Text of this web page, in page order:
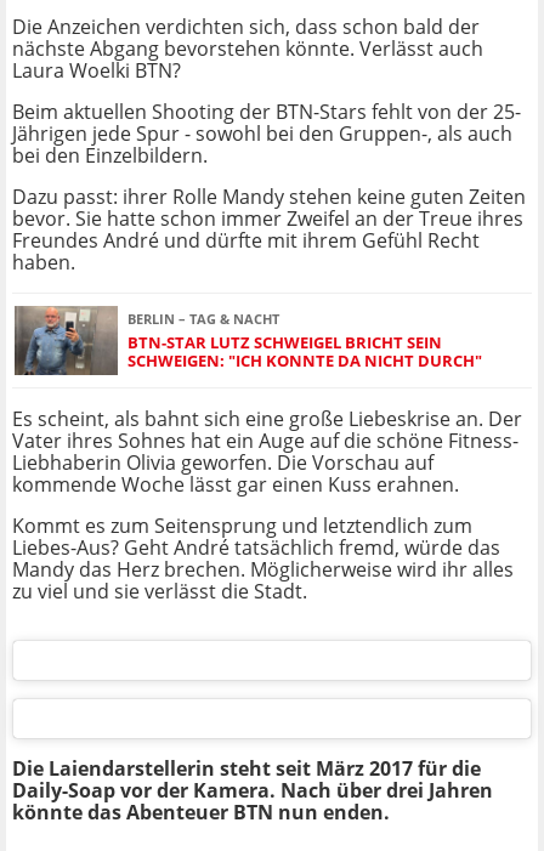
Die Anzeichen verdichten sich, dass schon bald der
nächste Abgang bevorstehen könnte. Verlässt auch
Laura Woelki BTN?
Beim aktuellen Shooting der BTN-Stars fehlt von der 25-
Jährigen jede Spur - sowohl bei den Gruppen-, als auch
bei den Einzelbildern.
Dazu passt: ihrer Rolle Mandy stehen keine guten Zeiten
bevor. Sie hatte schon immer Zweifel an der Treue ihres
Freundes André und dürfte mit ihrem Gefühl Recht
haben.
BERLIN – TAG & NACHT
BTN-STAR LUTZ SCHWEIGEL BRICHT SEIN
SCHWEIGEN: "ICH KONNTE DA NICHT DURCH"
Es scheint, als bahnt sich eine große Liebeskrise an. Der
Vater ihres Sohnes hat ein Auge auf die schöne Fitness-
Liebhaberin Olivia geworfen. Die Vorschau auf
kommende Woche lässt gar einen Kuss erahnen.
Kommt es zum Seitensprung und letztendlich zum
Liebes-Aus? Geht André tatsächlich fremd, würde das
Mandy das Herz brechen. Möglicherweise wird ihr alles
zu viel und sie verlässt die Stadt.
Die Laiendarstellerin steht seit März 2017 für die
Daily-Soap vor der Kamera. Nach über drei Jahren
könnte das Abenteuer BTN nun enden.